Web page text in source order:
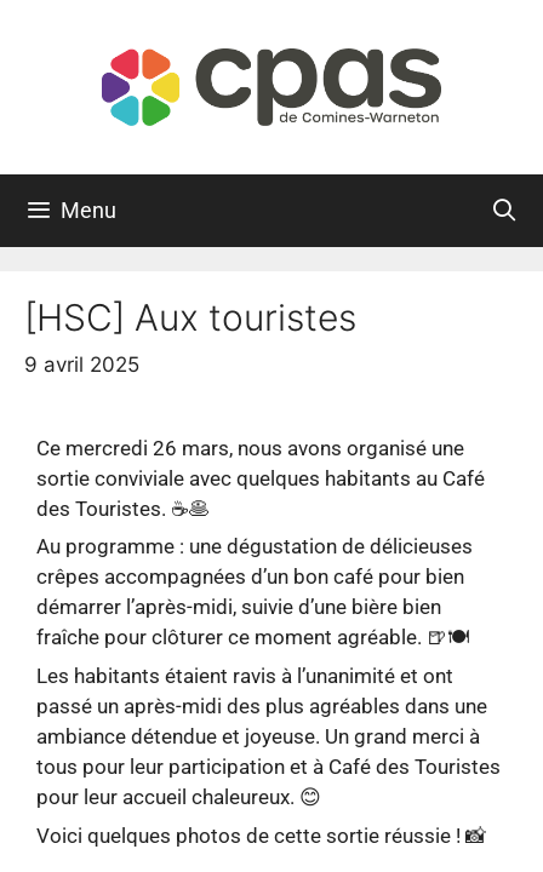
Menu
[HSC] Aux touristes
9 avril 2025
Ce mercredi 26 mars, nous avons organisé une
sortie conviviale avec quelques habitants au Café
des Touristes. ☕🥞
Au programme : une dégustation de délicieuses
crêpes accompagnées d’un bon café pour bien
démarrer l’après-midi, suivie d’une bière bien
fraîche pour clôturer ce moment agréable. 🍺🍽️
Les habitants étaient ravis à l’unanimité et ont
passé un après-midi des plus agréables dans une
ambiance détendue et joyeuse. Un grand merci à
tous pour leur participation et à Café des Touristes
pour leur accueil chaleureux. 😊
Voici quelques photos de cette sortie réussie ! 📸